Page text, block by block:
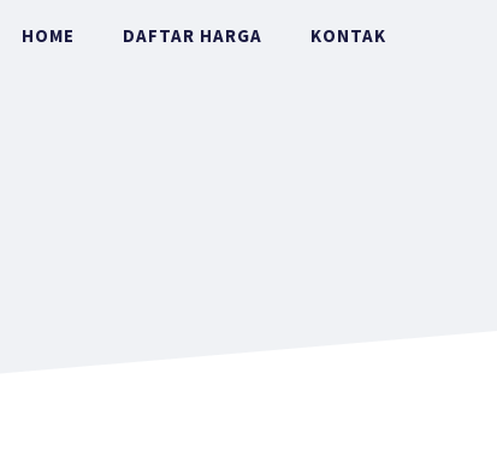
HOME DAFTAR HARGA KONTAK